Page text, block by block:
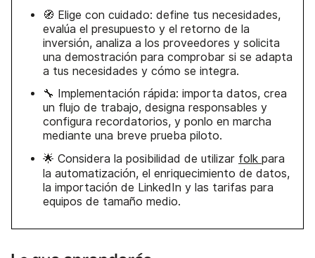
🧭 Elige con cuidado: define tus necesidades,
evalúa el presupuesto y el retorno de la
inversión, analiza a los proveedores y solicita
una demostración para comprobar si se adapta
a tus necesidades y cómo se integra.
🔧 Implementación rápida: importa datos, crea
un flujo de trabajo, designa responsables y
configura recordatorios, y ponlo en marcha
mediante una breve prueba piloto.
🌟 Considera la posibilidad de utilizar folk para
la automatización, el enriquecimiento de datos,
la importación de LinkedIn y las tarifas para
equipos de tamaño medio.